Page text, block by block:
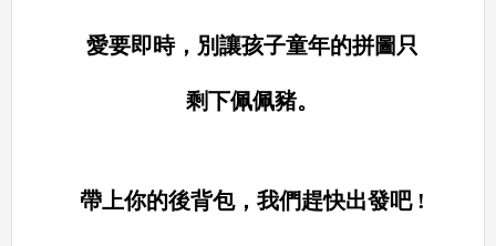
愛要即時，別讓孩子童年的拼圖只
剩下佩佩豬。
帶上你的後背包，我們趕快出發吧 !